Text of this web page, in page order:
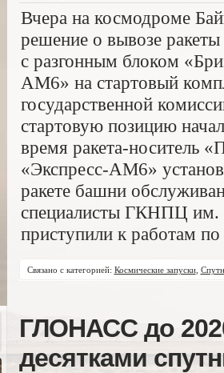
Вчера на космодроме
решение о вывозе
с разгонным блоком
АМ6» на стартовый
государственной
стартовую позицию
время ракета-носитель
«Экспресс-АМ6»
ракете башни
специалисты ГКНПЦ им.
приступили к работам
Связано с категорией: Космические запуски,
ГЛОНАСС до
десятками